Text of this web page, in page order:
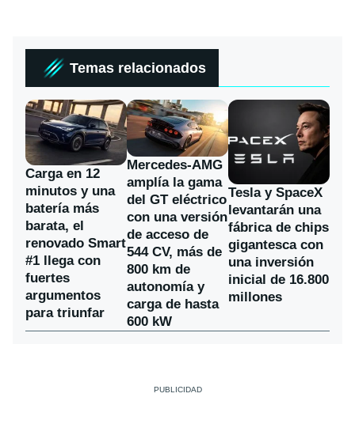
Temas relacionados
Carga en 12
minutos y una
batería más
barata, el
renovado Smart
#1 llega con
fuertes
argumentos
para triunfar
Mercedes-AMG
amplía la gama
del GT eléctrico
con una versión
de acceso de
544 CV, más de
800 km de
autonomía y
carga de hasta
600 kW
Tesla y SpaceX
levantarán una
fábrica de chips
gigantesca con
una inversión
inicial de 16.800
millones